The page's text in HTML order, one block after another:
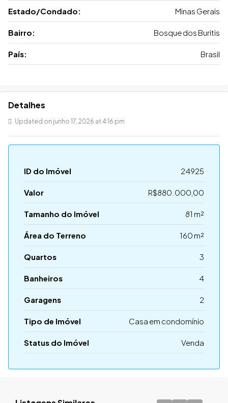
Estado/Condado: Minas Gerais
Bairro: Bosque dos Buritis
País: Brasil
Detalhes
Updated on junho 17, 2026 at 4:16 pm
ID do Imóvel 24925
Valor R$880.000,00
Tamanho do Imóvel 81 m²
Área do Terreno 160 m²
Quartos 3
Banheiros 4
Garagens 2
Tipo de Imóvel Casa em condomínio
Status do Imóvel Venda